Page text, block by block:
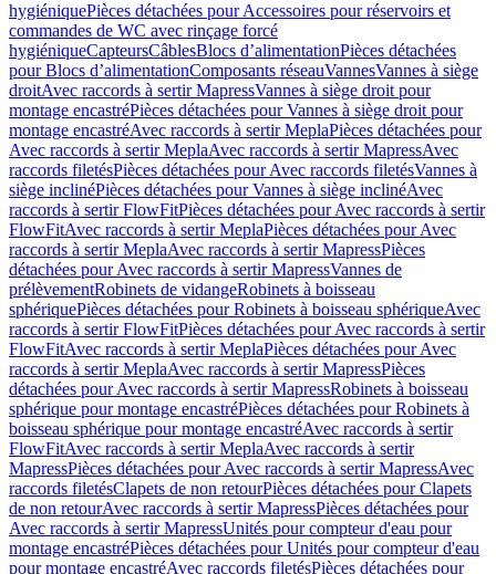
hygiéniquePièces détachées pour Accessoires pour réservoirs et
commandes de WC avec rinçage forcé
hygiéniqueCapteursCâblesBlocs d’alimentationPièces détachées
pour Blocs d’alimentationComposants réseauVannesVannes à siège
droitAvec raccords à sertir MapressVannes à siège droit pour
montage encastréPièces détachées pour Vannes à siège droit pour
montage encastréAvec raccords à sertir MeplaPièces détachées pour
Avec raccords à sertir MeplaAvec raccords à sertir MapressAvec
raccords filetésPièces détachées pour Avec raccords filetésVannes à
siège inclinéPièces détachées pour Vannes à siège inclinéAvec
raccords à sertir FlowFitPièces détachées pour Avec raccords à sertir
FlowFitAvec raccords à sertir MeplaPièces détachées pour Avec
raccords à sertir MeplaAvec raccords à sertir MapressPièces
détachées pour Avec raccords à sertir MapressVannes de
prélèvementRobinets de vidangeRobinets à boisseau
sphériquePièces détachées pour Robinets à boisseau sphériqueAvec
raccords à sertir FlowFitPièces détachées pour Avec raccords à sertir
FlowFitAvec raccords à sertir MeplaPièces détachées pour Avec
raccords à sertir MeplaAvec raccords à sertir MapressPièces
détachées pour Avec raccords à sertir MapressRobinets à boisseau
sphérique pour montage encastréPièces détachées pour Robinets à
boisseau sphérique pour montage encastréAvec raccords à sertir
FlowFitAvec raccords à sertir MeplaAvec raccords à sertir
MapressPièces détachées pour Avec raccords à sertir MapressAvec
raccords filetésClapets de non retourPièces détachées pour Clapets
de non retourAvec raccords à sertir MapressPièces détachées pour
Avec raccords à sertir MapressUnités pour compteur d'eau pour
montage encastréPièces détachées pour Unités pour compteur d'eau
pour montage encastréAvec raccords filetésPièces détachées pour